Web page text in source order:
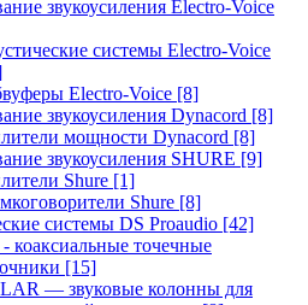
звукоусиления Electro-Voice
системы Electro-Voice
Electro-Voice [8]
звукоусиления Dynacord [8]
мощности Dynacord [8]
звукоусиления SHURE [9]
Shure [1]
Shure [8]
системы DS Proaudio [42]
коаксиальные точечные
[15]
— звуковые колонны для